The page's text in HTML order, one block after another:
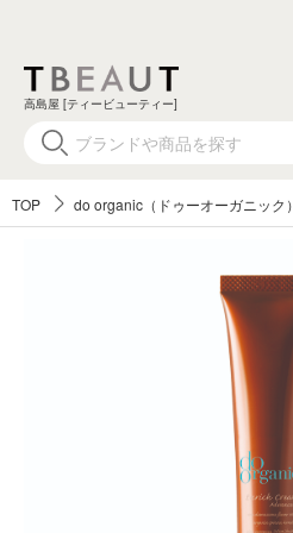
高島屋 [ティービューティー]
TOP do organic（ドゥーオーガニック）